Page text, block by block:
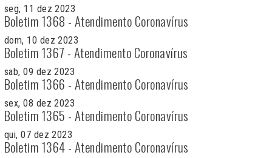
seg, 11 dez 2023
Boletim 1368 - Atendimento Coronavírus
dom, 10 dez 2023
Boletim 1367 - Atendimento Coronavírus
sab, 09 dez 2023
Boletim 1366 - Atendimento Coronavírus
sex, 08 dez 2023
Boletim 1365 - Atendimento Coronavírus
qui, 07 dez 2023
Boletim 1364 - Atendimento Coronavírus